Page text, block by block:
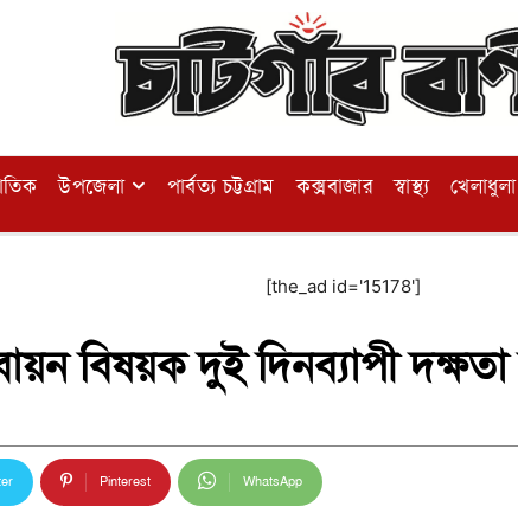
উপজেলা পার্বত্য চট্টগ্রাম কক্সবাজার স্বাস্থ্য খেলাধুলা
[the_ad id='15178']
বিষয়ক দুই দিনব্যাপী দক্ষতা
Pinterest WhatsApp